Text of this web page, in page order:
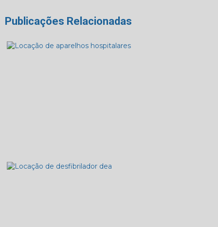
Publicações Relacionadas